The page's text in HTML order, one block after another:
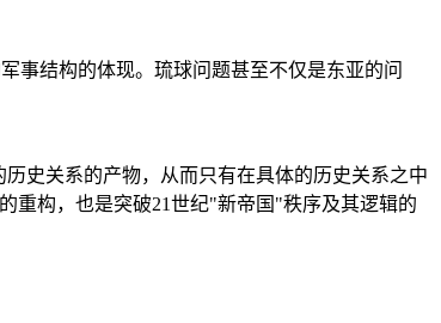
事结构的体现。琉球问题甚至不仅是东亚的问
史关系的产物，从而只有在具体的历史关系之中
重构，也是突破21世纪"新帝国"秩序及其逻辑的